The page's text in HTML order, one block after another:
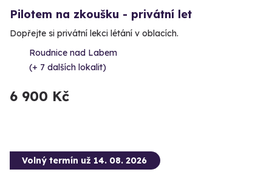
Pilotem na zkoušku - privátní let
Dopřejte si privátní lekci létání v oblacích.
Roudnice nad Labem
(+ 7 dalších lokalit)
6 900 Kč
Volný termín už 14. 08. 2026